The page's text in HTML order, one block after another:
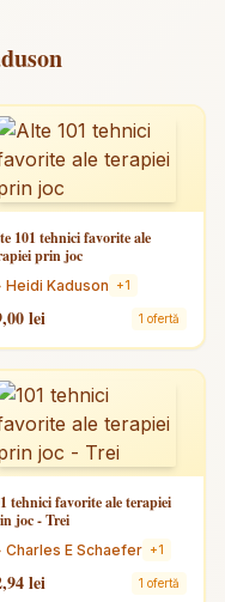
101 tehnici favorite ale
prin joc
Heidi Kaduson +1
lei 1 ofertă
tehnici favorite ale terapiei
joc - Trei
Charles E Schaefer +1
lei 1 ofertă